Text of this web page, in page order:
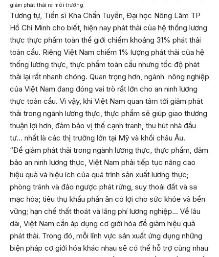
giảm phát thải ra môi trường.
Tương tự, Tiến sĩ Kha Chấn Tuyền, Đại học Nông Lâm TP
Hồ Chí Minh cho biết, hiện nay phát thải của hệ thống lương
thực thực phẩm toàn thế giới chiếm khoảng 31% phát thải
toàn cầu. Riêng Việt Nam chiếm 1% lượng phát thải của hệ
thống lương thực, thực phẩm toàn cầu nhưng tốc độ phát
thải lại rất nhanh chóng. Quan trọng hơn, ngành nông nghiệp
của Việt Nam đang đóng vai trò rất lớn cho an ninh lương
thực toàn cầu. Vì vậy, khi Việt Nam quan tâm tới giảm phát
thải trong ngành lương thực, thực phẩm sẽ giúp giao thương
thuận lợi hơn, đảm bảo vị thế cạnh tranh, thu hút nhà đầu
tư… nhất là các thị trường lớn tại Mỹ và khối châu Âu.
“Để giảm phát thải trong ngành lương thực, thực phẩm, đảm
bảo an ninh lương thực, Việt Nam phải tiếp tục nâng cao
hiệu quả và hiệu ích của quá trình sản xuất lương thực;
phòng tránh và đảo ngược phát rừng, suy thoái đất và sa
mạc hóa; tiêu thụ khẩu phần ăn có lợi cho sức khỏe và bền
vững; hạn chế thất thoát và lãng phí lương nghiệp… Về lâu
dài, Việt Nam cần áp dụng cơ giới hóa để giảm hiệu quả
phát thải. Trong đó, mỗi lĩnh vực sản xuất ứng dụng những
biện pháp cơ giới hóa khác nhau sẽ có thể hỗ trợ cùng nhau